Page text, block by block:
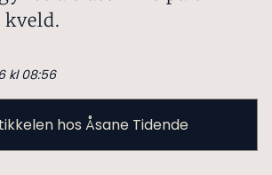
kveld.
kl 08:56
hos Åsane Tidende